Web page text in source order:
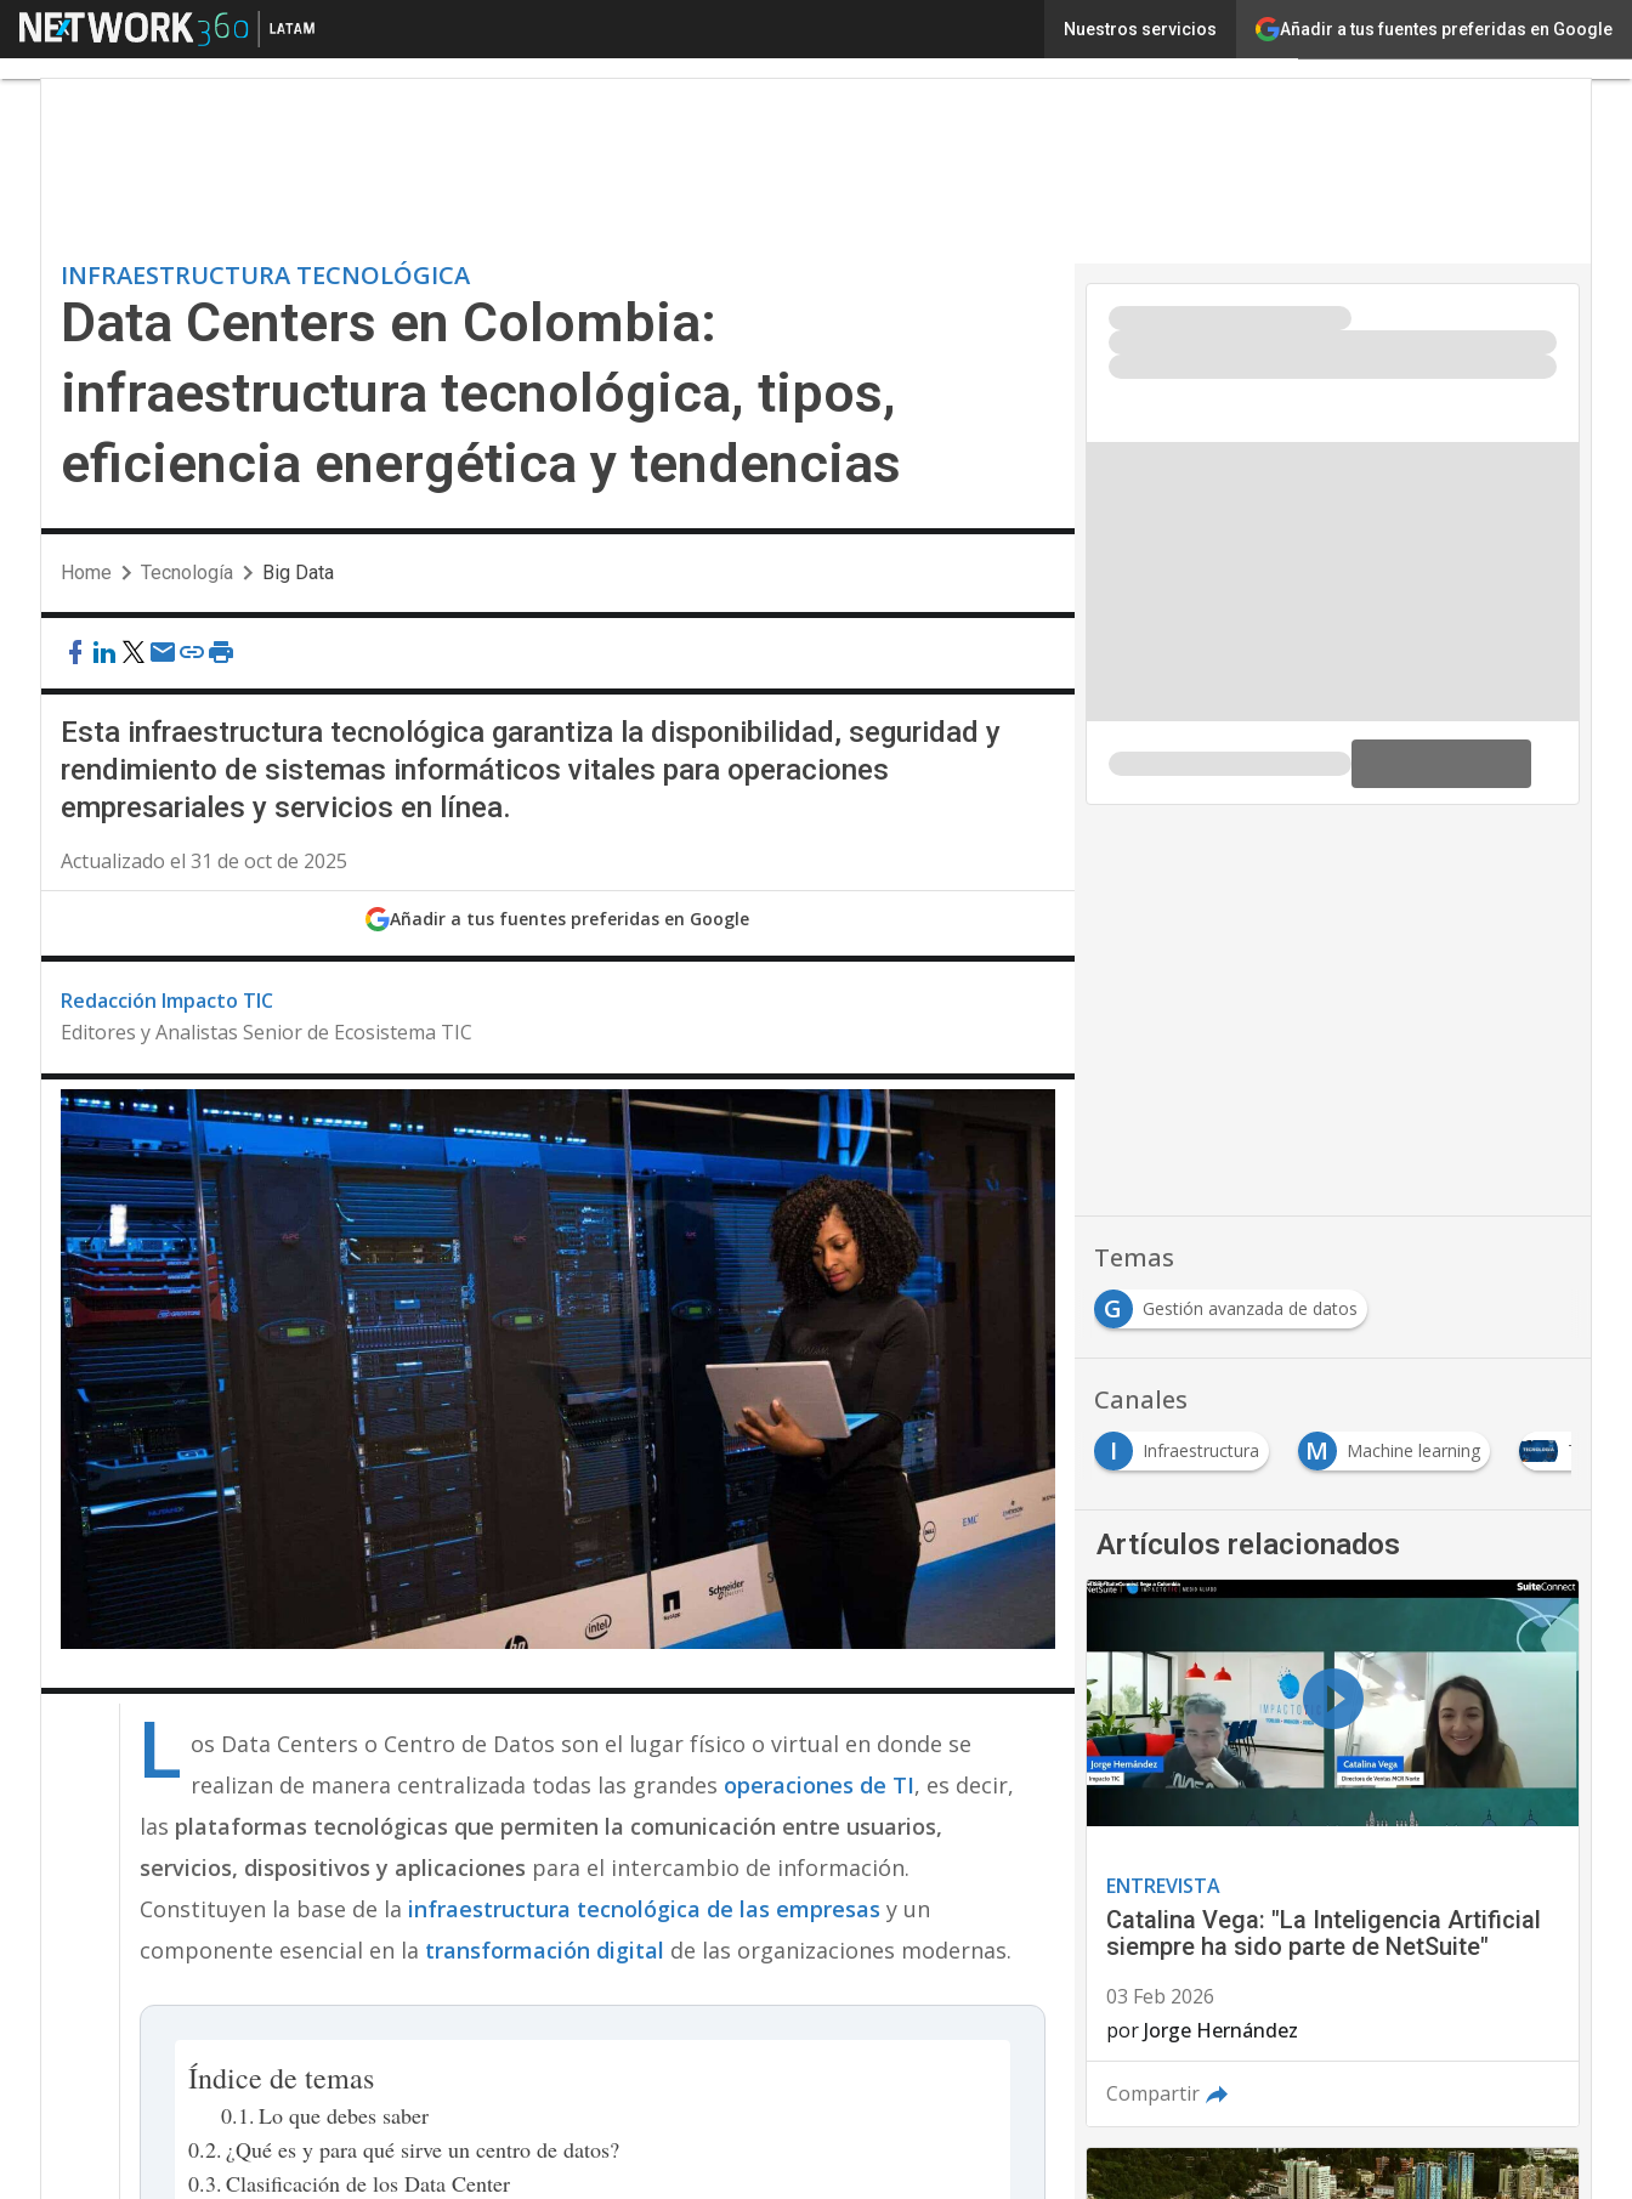
Añadir a tus fuentes preferidas en Google
Nuestros servicios
Menú Data Centers en Colombia: infraestructura tecnológica, tipos, eficiencia energética y tendencias Tecnología
Artificial
Ciberseguridad
INFRAESTRUCTURA TECNOLÓGICA
Data Centers en Colombia:
infraestructura tecnológica, tipos,
eficiencia energética y tendencias
Home Tecnología Big Data
Esta infraestructura tecnológica garantiza la disponibilidad, seguridad y
rendimiento de sistemas informáticos vitales para operaciones
empresariales y servicios en línea.
Actualizado el 31 de oct de 2025
Añadir a tus fuentes preferidas en Google
Redacción Impacto TIC
Editores y Analistas Senior de Ecosistema TIC
L os Data Centers o Centro de Datos son el lugar físico o virtual en donde se
realizan de manera centralizada todas las grandes operaciones de TI, es decir,
las plataformas tecnológicas que permiten la comunicación entre usuarios,
servicios, dispositivos y aplicaciones para el intercambio de información.
Constituyen la base de la infraestructura tecnológica de las empresas y un
componente esencial en la transformación digital de las organizaciones modernas.
Índice de temas
Lo que debes saber
¿Qué es y para qué sirve un centro de datos?
Clasificación de los Data Center
Temas
G
Gestión avanzada de datos
Canales
Big Data I Infraestructura M Machine learning
Artículos relacionados
ENTREVISTA
Catalina Vega: "La Inteligencia Artificial
siempre ha sido parte de NetSuite"
03 Feb 2026
por Jorge Hernández
Compartir